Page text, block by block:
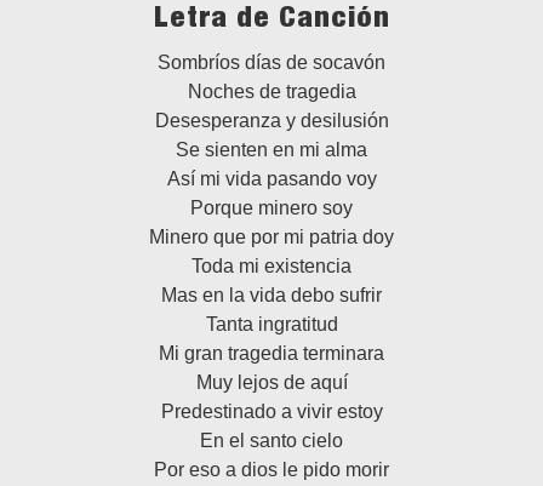
Letra de Canción
Sombríos días de socavón
Noches de tragedia
Desesperanza y desilusión
Se sienten en mi alma
Así mi vida pasando voy
Porque minero soy
Minero que por mi patria doy
Toda mi existencia
Mas en la vida debo sufrir
Tanta ingratitud
Mi gran tragedia terminara
Muy lejos de aquí
Predestinado a vivir estoy
En el santo cielo
Por eso a dios le pido morir